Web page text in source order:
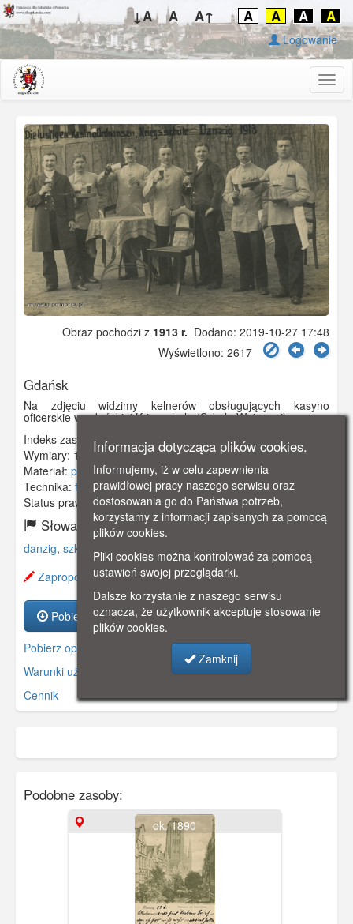
↓A A A↑ A A A A
Logowanie
Obraz pochodzi z 1913 r. Dodano: 2019-10-27 17:48
Wyświetlono: 2617
Gdańsk
Na zdjęciu widzimy kelnerów obsługujących kasyno
oficerskie w gdańskiej Krigsschule (Szkole Wojennej).
Indeks zasobu: GSP00728
Wymiary: 139 x 88 mm
Materiał: pocztówka
Technika: fotografia czarno-biała
Status prawny:Użycie Niekomercyjne
Słowa kluczowe:
danzig, szkoła wojenna
Zaproponuj zmianę opisu.
Pobierz zasób
Pobierz opis
Warunki używania zasobów.
Cennik
Podobne zasoby:
ok. 1890
Informacja dotycząca plików cookies.
Informujemy, iż w celu zapewnienia
prawidłowej pracy naszego serwisu oraz
dostosowania go do Państwa potrzeb,
korzystamy z informacji zapisanych za pomocą
plików cookies.
Pliki cookies można kontrolować za pomocą
ustawień swojej przeglądarki.
Dalsze korzystanie z naszego serwisu
oznacza, że użytkownik akceptuje stosowanie
plików cookies.
Zamknij